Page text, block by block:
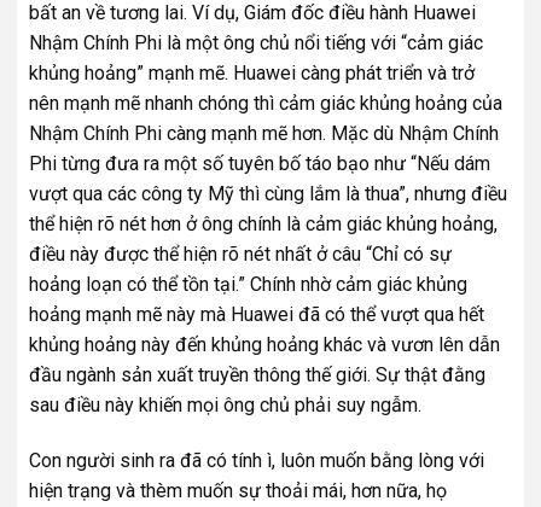
bất an về tương lai. Ví dụ, Giám đốc điều hành Huawei
Nhậm Chính Phi là một ông chủ nổi tiếng với “cảm giác
khủng hoảng” mạnh mẽ. Huawei càng phát triển và trở
nên mạnh mẽ nhanh chóng thì cảm giác khủng hoảng của
Nhậm Chính Phi càng mạnh mẽ hơn. Mặc dù Nhậm Chính
Phi từng đưa ra một số tuyên bố táo bạo như “Nếu dám
vượt qua các công ty Mỹ thì cùng lắm là thua”, nhưng điều
thể hiện rõ nét hơn ở ông chính là cảm giác khủng hoảng,
điều này được thể hiện rõ nét nhất ở câu “Chỉ có sự
hoảng loạn có thể tồn tại.” Chính nhờ cảm giác khủng
hoảng mạnh mẽ này mà Huawei đã có thể vượt qua hết
khủng hoảng này đến khủng hoảng khác và vươn lên dẫn
đầu ngành sản xuất truyền thông thế giới. Sự thật đằng
sau điều này khiến mọi ông chủ phải suy ngẫm.
Con người sinh ra đã có tính ì, luôn muốn bằng lòng với
hiện trạng và thèm muốn sự thoải mái, hơn nữa, họ